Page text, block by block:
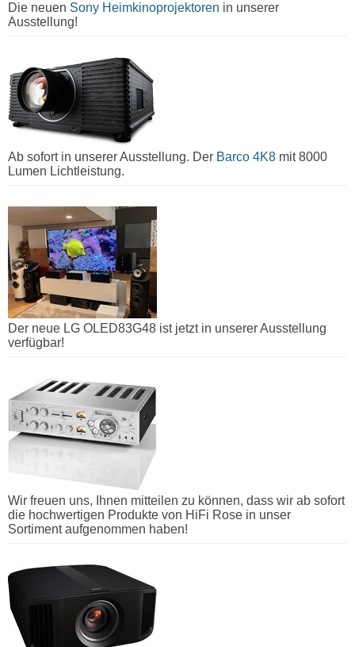
Die neuen Sony Heimkinoprojektoren in unserer
Ausstellung!
Ab sofort in unserer Ausstellung. Der Barco 4K8 mit 8000
Lumen Lichtleistung.
Der neue LG OLED83G48 ist jetzt in unserer Ausstellung
verfügbar!
Wir freuen uns, Ihnen mitteilen zu können, dass wir ab sofort
die hochwertigen Produkte von HiFi Rose in unser
Sortiment aufgenommen haben!